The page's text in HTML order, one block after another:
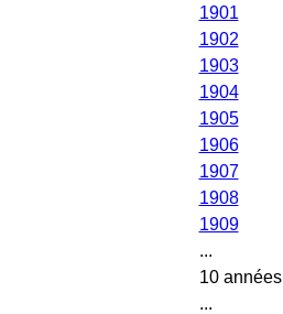
1901
1902
1903
1904
1905
1906
1907
1908
1909
...
10 années
...